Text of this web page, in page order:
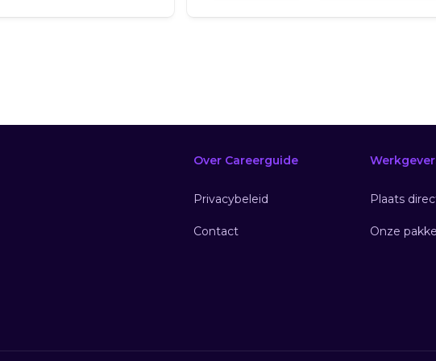
Over Careerguide
Privacybeleid
Contact
Plaats
Onze